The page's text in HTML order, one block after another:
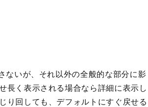
ないが、それ以外の全般的な部分に影
長く表示される場合なら詳細に表示し
り回しても、デフォルトにすぐ戻せる